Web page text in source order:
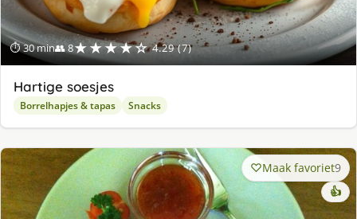
⏱ 30 min👥 8★★★★☆ 4.29 (7)
Hartige soesjes
Borrelhapjes & tapas Snacks
Maak favoriet9
👍